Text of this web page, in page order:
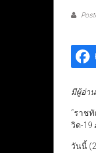
มีผู้อ่า
“ราช
วิด-19
วันนี้